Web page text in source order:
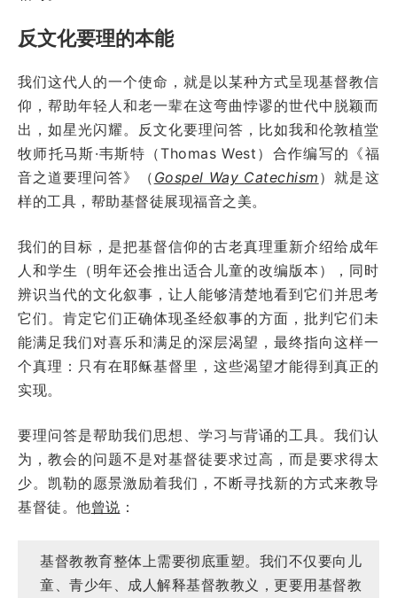
反文化要理的本能
我们这代人的一个使命，就是以某种方式呈现基督教信
仰，帮助年轻人和老一辈在这弯曲悖谬的世代中脱颖而
出，如星光闪耀。反文化要理问答，比如我和伦敦植堂
牧师托马斯·韦斯特（Thomas West）合作编写的《福
音之道要理问答》（ Gospel Way Catechism ）就是这
样的工具，帮助基督徒展现福音之美。
我们的目标，是把基督信仰的古老真理重新介绍给成年
人和学生（明年还会推出适合儿童的改编版本），同时
辨识当代的文化叙事，让人能够清楚地看到它们并思考
它们。肯定它们正确体现圣经叙事的方面，批判它们未
能满足我们对喜乐和满足的深层渴望，最终指向这样一
个真理：只有在耶稣基督里，这些渴望才能得到真正的
实现。
要理问答是帮助我们思想、学习与背诵的工具。我们认
为，教会的问题不是对基督徒要求过高，而是要求得太
少。凯勒的愿景激励着我们，不断寻找新的方式来教导
基督徒。他曾说 ：
基督教教育整体上需要彻底重塑。我们不仅要向儿
童、青少年、成人解释基督教教义，更要用基督教